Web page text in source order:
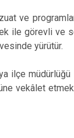
ve
ile görevli ve
yürütür.
müdürlüğü
vekâlet